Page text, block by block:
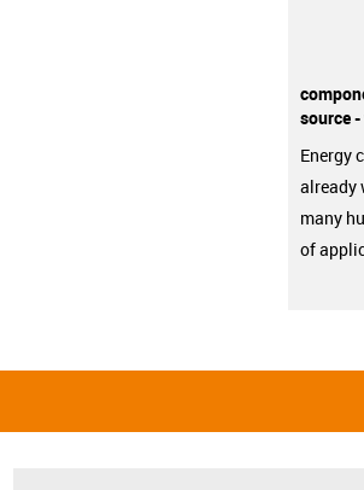
source
Energy
already
many
of